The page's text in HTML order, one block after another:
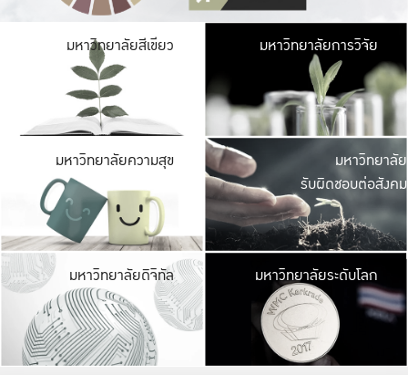
มหาวิทยาลัยสีเขียว มหาวิ
มีพื้นที่เขียวสดใส
เป็นป่าในเมือง เกษต
มหาวิทยาลัยการวิจัย
มหาวิทยาลัยความสุข มหาวิ
ค
เปิดประ
และพบเรื่องราวใ
มหาวิทยาลัย
รับผิดชอบต่อสังคม
มหาวิทยาลัยดิจิทัล มหาวิ
เปลี่ยนแปลง แล
เพื่อทำง
ระบบสารสนเทศ
มหาวิทยาลัยระดับโลก